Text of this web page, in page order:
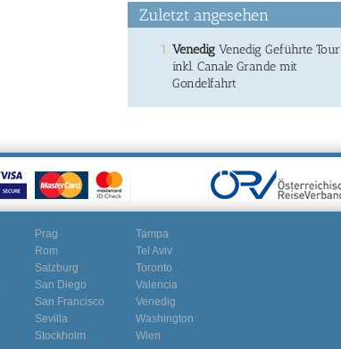
Zuletzt angesehen
Venedig Venedig Geführte Tour
inkl. Canale Grande mit
Gondelfahrt
Prag
Rom
Salzburg
San Diego
San Francisco
Sevilla
Stockholm
Tampa
Tel Aviv
Toronto
Valencia
Venedig
Washington
Wien